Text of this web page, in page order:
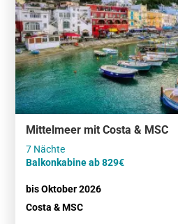
Mittelmeer mit Costa & MSC
Balkonkabine ab 829€
bis Oktober 2026
Costa & MSC